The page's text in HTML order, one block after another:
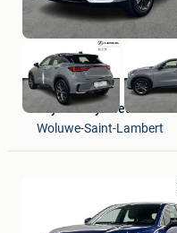
Toyota City Used Woluwe
Woluwe-Saint-Lambert